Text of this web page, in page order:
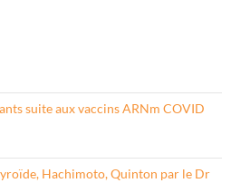
suite aux vaccins ARNm COVID
Hachimoto, Quinton par le Dr